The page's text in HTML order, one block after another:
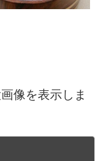
像を表示しま